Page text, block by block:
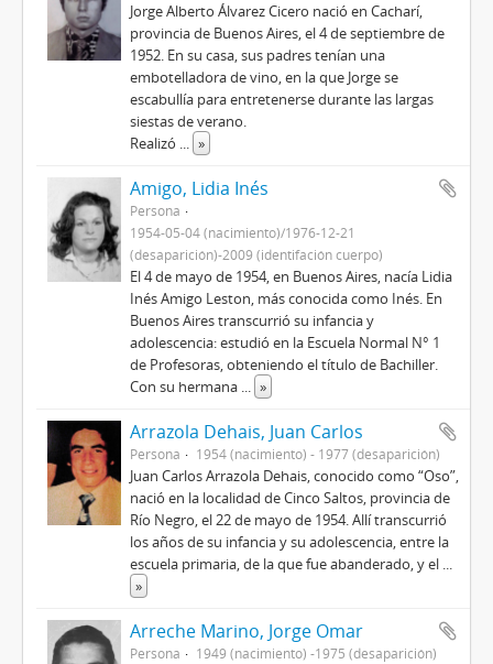
Jorge Alberto Álvarez Cicero nació en Cacharí,
provincia de Buenos Aires, el 4 de septiembre de
1952. En su casa, sus padres tenían una
embotelladora de vino, en la que Jorge se
escabullía para entretenerse durante las largas
siestas de verano.
Realizó ... »
Amigo, Lidia Inés
Persona
1954-05-04 (nacimiento)/1976-12-21
(desaparición)-2009 (identifación cuerpo)
El 4 de mayo de 1954, en Buenos Aires, nacía Lidia
Inés Amigo Leston, más conocida como Inés. En
Buenos Aires transcurrió su infancia y
adolescencia: estudió en la Escuela Normal N° 1
de Profesoras, obteniendo el título de Bachiller.
Con su hermana ... »
Arrazola Dehais, Juan Carlos
Persona 1954 (nacimiento) - 1977 (desaparición)
Juan Carlos Arrazola Dehais, conocido como “Oso”,
nació en la localidad de Cinco Saltos, provincia de
Río Negro, el 22 de mayo de 1954. Allí transcurrió
los años de su infancia y su adolescencia, entre la
escuela primaria, de la que fue abanderado, y el ...
»
Arreche Marino, Jorge Omar
Persona 1949 (nacimiento) -1975 (desaparición)